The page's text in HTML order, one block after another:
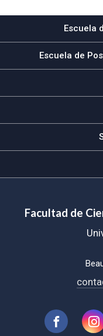
Escuela
Escuela de
Facultad de